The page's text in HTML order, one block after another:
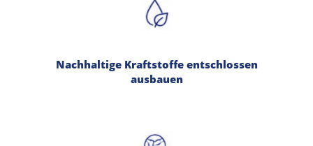
Nachhaltige Kraftstoffe entschlossen
ausbauen